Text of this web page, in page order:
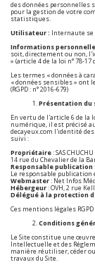
des données personnelles
pour la gestion de votre
statistiques.
Utilisateur : Internaute
Informations
soit, directement ou non,
» (article 4 de la loi n° 78-17
Les termes « données à
« données sensibles » ont
(RGPD : n° 2016-679)
Présentation du
En vertu de l'article 6 de la
numérique, il est précisé
decayeux.com l'identité
suivi :
Propriétaire: SAS
14 rue du Chevalier de la
Responsable publication
Le responsable
Webmaster: Net Infos
Hébergeur: OVH, 2 rue
Délégué à la protection
Ces mentions légales
Conditions
Le Site constitue une
Intellectuelle et des
manière réutiliser, céder
travaux du Site.